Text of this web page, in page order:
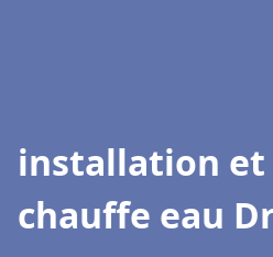
installation et
chauffe eau